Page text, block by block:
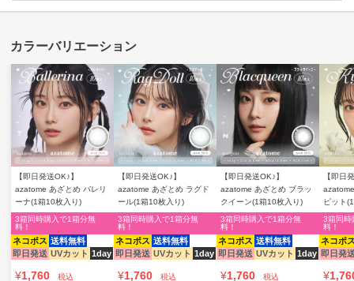
【即日発送OK♪】
azatome あざとめ バレリ
ーナ(1箱10枚入り)
ネコポス 送料無料
即日発送 UVカット 1day
3箱同時購入で1箱分無
料！
¥1,760 税込
【即日発送OK♪】
azatome あざとめ ラグド
ール(1箱10枚入り)
ネコポス 送料無料
即日発送 UVカット 1day
3箱同時購入で1箱分無
料！
¥1,760 税込
【即日発送OK♪】
azatome あざとめ ブラッ
クイーン(1箱10枚入り)
ネコポス 送料無料
即日発送 UVカット 1day
3箱同時購入で1箱分無
料！
¥1,760 税込
【即日
ピット
ネコポ
即日発
3箱同時
料！
¥